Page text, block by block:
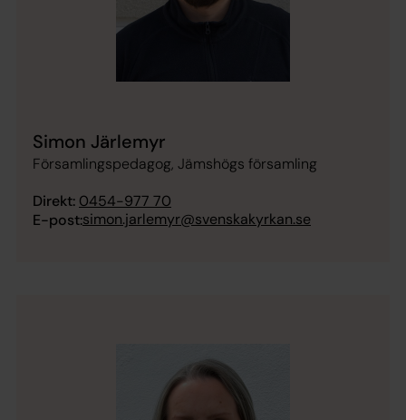
Simon Järlemyr
Församlingspedagog, Jämshögs församling
Direkt: 0454-977 70
E-post:simon.jarlemyr@svenskakyrkan.se